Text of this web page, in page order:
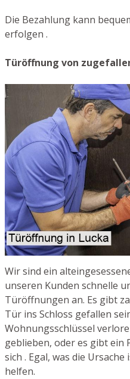
Die Bezahlung kann
erfolgen .
Türöffnung von
Wir sind ein
unseren Kunden schnelle
Türöffnungen an. Es gibt
Tür ins Schloss gefallen
Wohnungsschlüssel
geblieben, oder es gibt ein
sich . Egal, was die
helfen.